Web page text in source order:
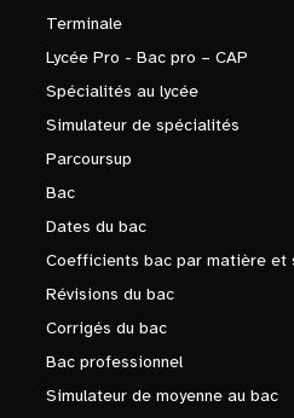
Terminale
Lycée Pro - Bac pro – CAP
Spécialités au lycée
Simulateur de spécialités
Parcoursup
Bac
Dates du bac
Coefficients bac par matière et
Révisions du bac
Corrigés du bac
Bac professionnel
Simulateur de moyenne au bac